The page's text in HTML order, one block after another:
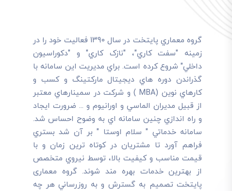
گروه معماري پايتخت در سال 1390 فعاليت خود را در
زمينه "سفت کاري"، "نازک کاري" و "دکوراسيون
داخلي" شروع کرده است. براي مديريت اين سامانه با
گذراندن دوره هاي ديجيتال مارکتينگ و کسب و
کارهاي نوين (MBA ) و شرکت در سمينارهاي معتبر
از قبيل مديران الماسي و اورانيوم و ... ضرورت ايجاد
و راه اندازي چنين سامانه اي به وضوح احساس شد.
سامانه خدماتي " سلام اوستا " بر آن شد بستري
فراهم آورد تا مشتريان در کوتاه ترين زمان و با
قيمت مناسب و کيفيت بالا، توسط نيروي متخصص
از بهترين خدمات بهره مند شوند. گروه معماری
پایتخت تصميم به گسترش و به روزرساني هر چه